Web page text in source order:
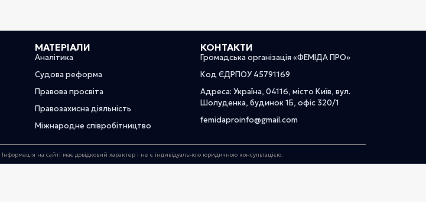
МАТЕРІАЛИ
Аналітика
Судова реформа
Правова просвіта
Правозахисна діяльність
Міжнародне співробітництво
КОНТАКТИ
Громадська організація «ФЕМІДА ПРО»
Код ЄДРПОУ 45791169
Адреса: Україна, 04116, місто Київ, вул.
Шолуденка, будинок 1Б, офіс 320/1
femidaproinfo@gmail.com
на сайті має довідковий характер і не є індивідуальною юридичною консультацією.